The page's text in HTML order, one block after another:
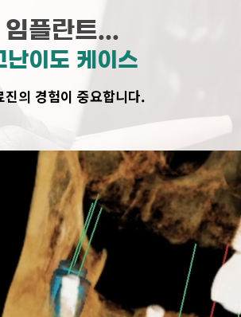
임플란트...
난이도 케이스
진의 경험이 중요합니다.